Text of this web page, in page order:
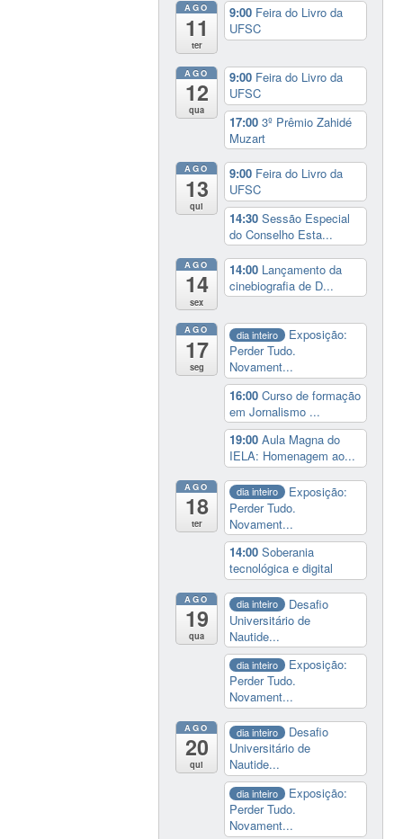
AGO
11
ter
9:00 Feira do Livro da
UFSC
AGO
12
qua
9:00 Feira do Livro da
UFSC
17:003º Prêmio Zahidé
Muzart
AGO
13
qui
9:00 Feira do Livro da
UFSC
14:30Sessão Especial
do Conselho Esta...
AGO
14
sex
14:00 Lançamento da
cinebiografia de D...
AGO
17
seg
dia inteiro
Exposição:
Perder Tudo.
Novament...
16:00Curso de formação
em Jornalismo ...
19:00Aula Magna do
IELA: Homenagem ao...
AGO
18
ter
dia inteiro
Exposição:
Perder Tudo.
Novament...
14:00Soberania
tecnológica e digital
AGO
19
qua
dia inteiro
Desafio
Universitário de
Nautide...
dia inteiro
Exposição:
Perder Tudo.
Novament...
AGO
20
qui
dia inteiro
Desafio
Universitário de
Nautide...
dia inteiro
Exposição:
Perder Tudo.
Novament...